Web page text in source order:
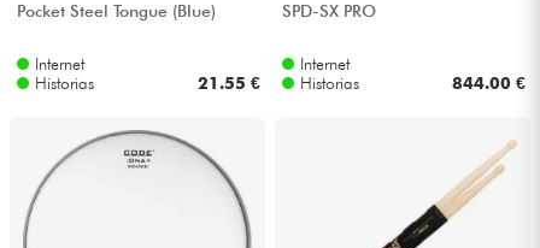
Pocket Steel Tongue (Blue)
Internet
Historias
21.55 €
SPD-SX PRO
Internet
Historias
844.00 €